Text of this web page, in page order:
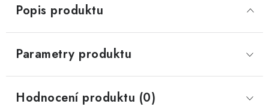
Popis produktu
Parametry produktu
Hodnocení produktu (0)